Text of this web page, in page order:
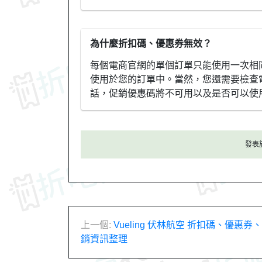
為什麼折扣碼、優惠券無效？
每個電商官網的單個訂單只能使用一次
使用於您的訂單中。當然，您還需要檢
話，促銷優惠碼將不可用以及是否可以使
發表
文
上一個: Vueling 伏林航空 折扣碼、優惠券
銷資訊整理